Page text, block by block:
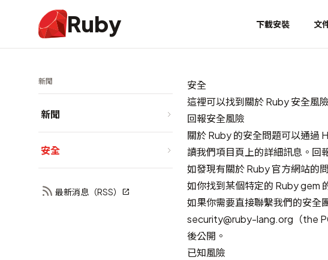
Ruby 下載安裝 文
新聞
新聞
安全
最新消息（RSS）
安全
這裡可以找到關於 Ruby 安全風
回報安全風險
關於 Ruby 的安全問題可以通過
讀我們項目頁上的詳細訊息。回
如發現有關於 Ruby 官方網站的
如你找到某個特定的 Ruby gem
如果你需要直接聯繫我們的安全
security@ruby-lang.org（the
後公開。
已知風險